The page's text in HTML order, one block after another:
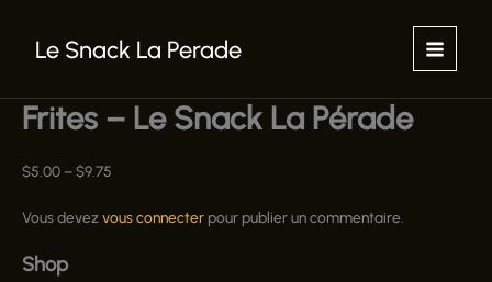
contenuLe Snack La Perade
Frites – Le Snack La Pérade
$5.00 –$9.75
Vous devezvous connecter pour publier un commentaire.
Shop